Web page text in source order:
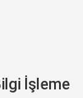
İşleme